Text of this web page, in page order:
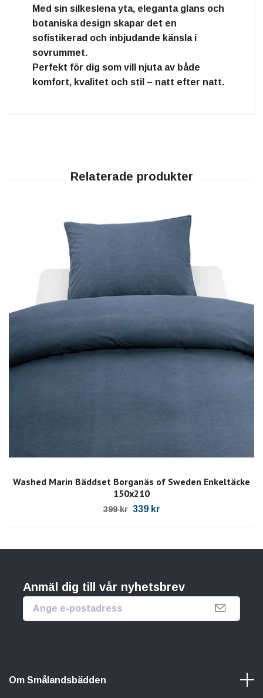
Med sin silkeslena yta, eleganta glans och
botaniska design skapar det en
sofistikerad och inbjudande känsla i
sovrummet.
Perfekt för dig som vill njuta av både
komfort, kvalitet och stil – natt efter natt.
Washed Marin Bäddset Borganäs of Sweden Enkeltäcke
150x210
399 kr 339 kr
Anmäl dig till vår nyhetsbrev
Om Smålandsbädden